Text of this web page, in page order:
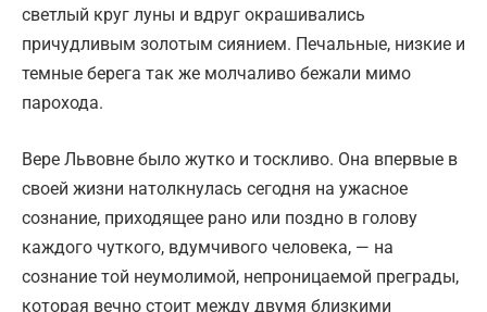
светлый круг луны и вдруг окрашивались
причудливым золотым сиянием. Печальные, низкие и
темные берега так же молчаливо бежали мимо
парохода.
Вере Львовне было жутко и тоскливо. Она впервые в
своей жизни натолкнулась сегодня на ужасное
сознание, приходящее рано или поздно в голову
каждого чуткого, вдумчивого человека, — на
сознание той неумолимой, непроницаемой преграды,
которая вечно стоит между двумя близкими